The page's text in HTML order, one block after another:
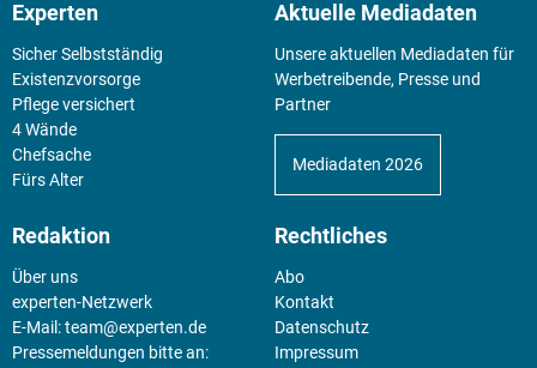
Experten
Sicher Selbstständig
Existenz­vorsorge
Pflege versichert
4 Wände
Chefsache
Fürs Alter
Aktuelle Mediadaten
Unsere aktuellen Mediadaten für
Werbetreibende, Presse und
Partner
Mediadaten 2026
Redaktion
Über uns
experten-Netzwerk
E-Mail:team@experten.de
Pressemeldungen bitte an:
Rechtliches
Abo
Kontakt
Datenschutz
Impressum